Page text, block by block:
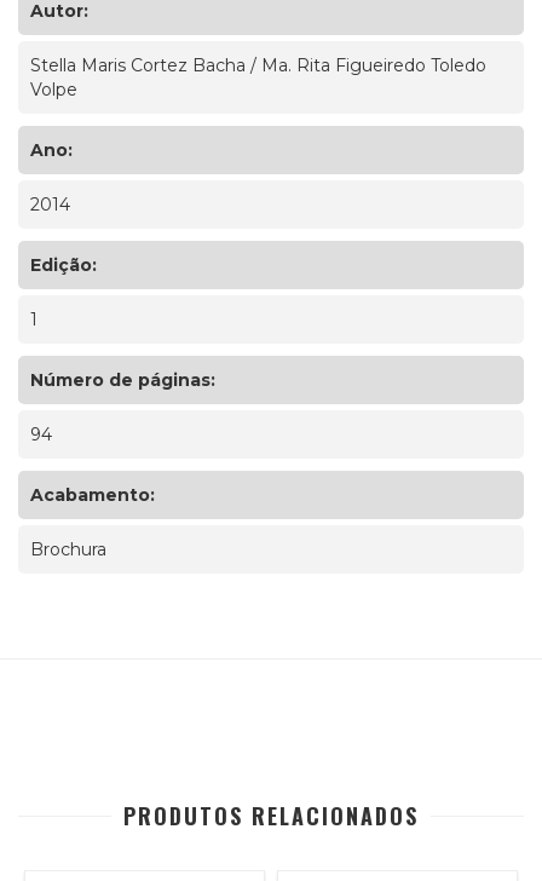
Autor:
Stella Maris Cortez Bacha / Ma. Rita Figueiredo Toledo
Volpe
Ano:
2014
Edição:
1
Número de páginas:
94
Acabamento:
Brochura
PRODUTOS RELACIONADOS